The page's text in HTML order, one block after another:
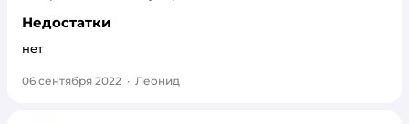
Недостатки
нет
06 сентября 2022 · Леонид